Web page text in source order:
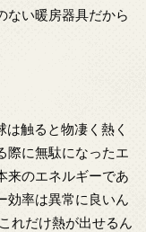
ない暖房器具だから
触ると物凄く熱く
際に無駄になったエ
来のエネルギーであ
効率は異常に良いん
れだけ熱が出せるん